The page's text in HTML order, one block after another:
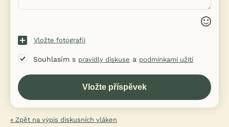
Vložte fotografii
Souhlasím s pravidly diskuse a podmínkami užití
« Zpět na výpis diskusních vláken